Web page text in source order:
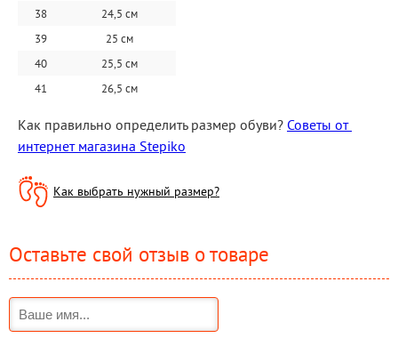
38
24,5 см
39
25 см
40
25,5 см
41
26,5 см
Как правильно определить размер обуви? Советы от
интернет магазина Stepiko
Как выбрать нужный размер?
Оставьте свой отзыв о товаре